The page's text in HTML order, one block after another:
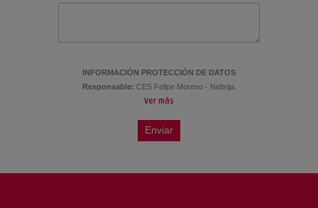
INFORMACIÓN PROTECCIÓN DE DATOS
Responsable: CES Felipe Moreno - Nebrija.
Ver más
Enviar